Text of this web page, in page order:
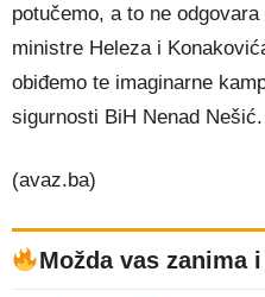
potučemo, a to ne
ministre Heleza i
obiđemo te imaginarne
sigurnosti BiH Nenad Nešić.
(avaz.ba)
Možda vas zanima